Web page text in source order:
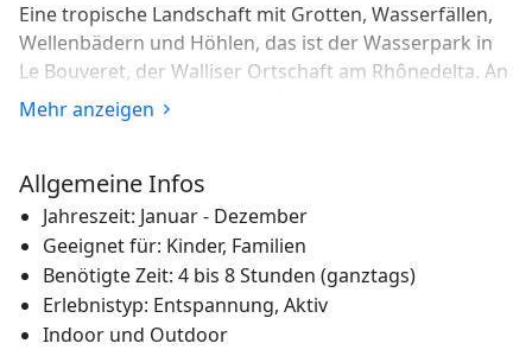
Eine tropische Landschaft mit Grotten, Wasserfällen,
Wellenbädern und Höhlen, das ist der Wasserpark in
Le Bouveret, der Walliser Ortschaft am Rhônedelta. An
365 Tagen im Jahr bietet der Park Wasserspass für die
ganze Familie.
Der "Aquaparc Le Bouveret" am Genfersee bringt auf
15'000 Quadratmetern, aufgeteilt in drei verschiedene
Bereiche, Wasserspass pur. Im Jungle-Land mit
exotischen Pflanzen, Wasserfällen und Grotten sorgen
sieben Wasserrutschbahnen für Nervenkitzel. Eine
neue Wasserrutsche mit Looping sorgt für
Mehr anzeigen
Allgemeine Infos
Jahreszeit: Januar - Dezember
Geeignet für: Kinder, Familien
Benötigte Zeit: 4 bis 8 Stunden (ganztags)
Erlebnistyp: Entspannung, Aktiv
Indoor und Outdoor